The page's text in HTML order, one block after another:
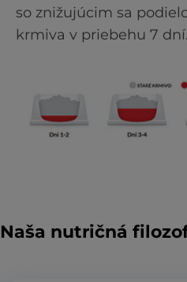
so znižujúcim sa
krmiva v priebehu 7 dní.
Naša nutričná